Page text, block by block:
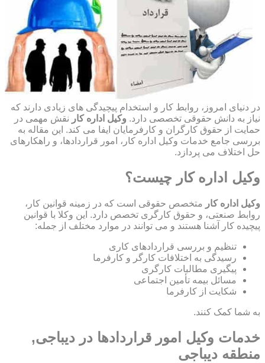
در دنیای امروز، روابط کار و استخدام پیچیدگی های زیادی دارند که
نیاز به دانش حقوقی تخصصی دارد. وکیل اداره کار نقش مهمی در
حمایت از حقوق کارگران و کارفرمایان ایفا می کند. این مقاله به
بررسی جامع خدمات وکیل اداره کار، امور قراردادها، و راهکارهای
حل اختلاف می پردازد.
وکیل اداره کار چیست؟
وکیل اداره کار متخصص حقوقی است که در زمینه قوانین کار،
روابط صنعتی، و حقوق کارگری تخصص دارد. این وکلا با قوانین
پیچیده کار آشنا هستند و می توانند در موارد مختلف از جمله:
تنظیم و بررسی قراردادهای کاری
رسیدگی به اختلافات کارگر و کارفرما
پیگیری مطالبات کارگری
مسائل بیمه تأمین اجتماعی
شکایت از کارفرما
به شما کمک کنند.
خدمات وکیل امور قراردادها در دیباجی,
منطقه دیباجی